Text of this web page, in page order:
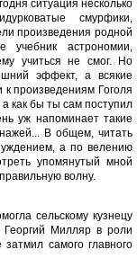
ситуация несколько
смурфики,
произведения родной
астрономии,
учиться не смог. Но
эффект, а всякие
произведениям Гоголя
как бы ты сам поступил
уж напоминает такие
В общем, читать
а по велению
упомянутый мной
волну.
сельскому кузнецу
Георгий Милляр в роли
самого главного